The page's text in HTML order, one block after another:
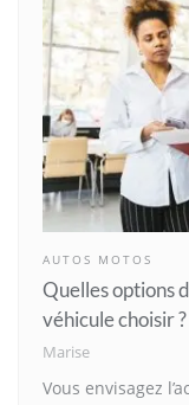
AUTOS MOTOS
Quelles options
véhicule choisir ?
Marise
Vous envisagez